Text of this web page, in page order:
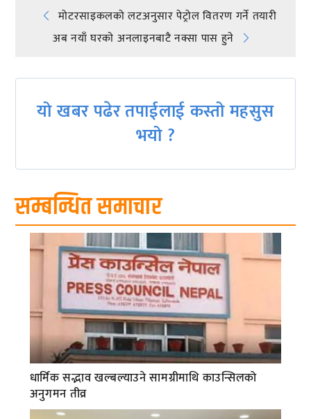
Post
navigation
मोटरसाइकलको लटअनुसार पेट्रोल वितरण गर्ने तयारी
अब नयाँ घरकाे अनलाइनबाटै नक्सा पास हुने
यो खबर पढेर तपाईलाई कस्तो महसुस
भयो ?
सम्बन्धित समाचार
धार्मिक सद्भाव खल्बल्याउने सामग्रीमाथि काउन्सिलको
अनुगमन तीव्र